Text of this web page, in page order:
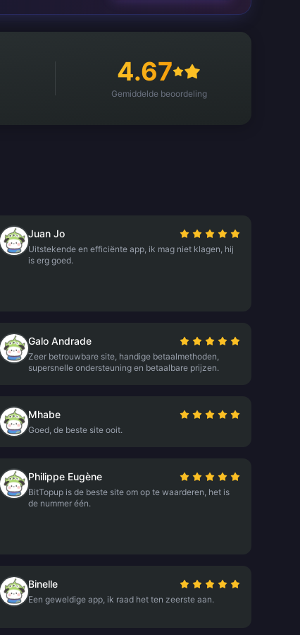
4.67
Gemiddelde beoordeling
Juan Jo
Uitstekende en efficiënte app, ik mag niet klagen, hij
is erg goed.
Galo Andrade
Zeer betrouwbare site, handige betaalmethoden,
supersnelle ondersteuning en betaalbare prijzen.
Mhabe
Goed, de beste site ooit.
Philippe Eugène
BitTopup is de beste site om op te waarderen, het is
de nummer één.
Binelle
Een geweldige app, ik raad het ten zeerste aan.